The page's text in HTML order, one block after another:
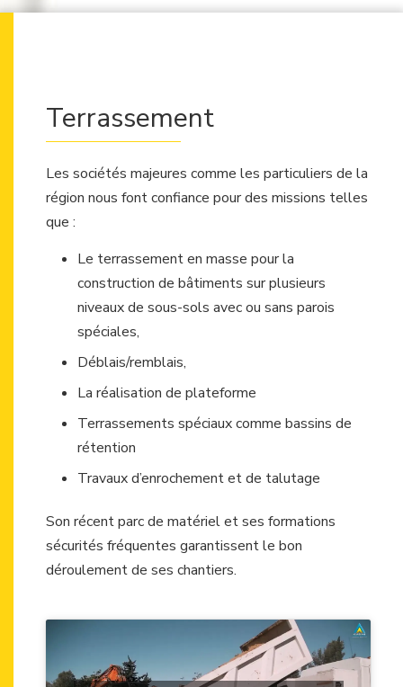
Terrassement
Les sociétés majeures comme les particuliers de la
région nous font confiance pour des missions telles
que :
Le terrassement en masse pour la
construction de bâtiments sur plusieurs
niveaux de sous-sols avec ou sans parois
spéciales,
Déblais/remblais,
La réalisation de plateforme
Terrassements spéciaux comme bassins de
rétention
Travaux d’enrochement et de talutage
Son récent parc de matériel et ses formations
sécurités fréquentes garantissent le bon
déroulement de ses chantiers.